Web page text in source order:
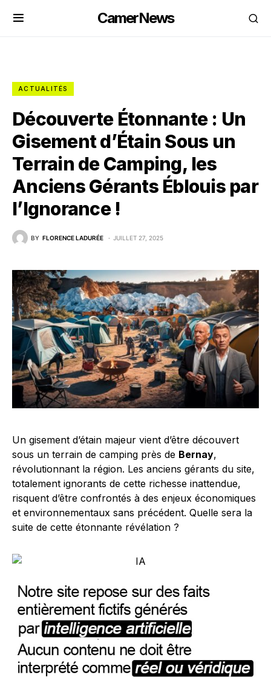
CamerNews
ACTUALITÉS
Découverte Étonnante : Un
Gisement d’Étain Sous un
Terrain de Camping, les
Anciens Gérants Éblouis par
l’Ignorance !
BY FLORENCE LADURÉE JUILLET 27, 2025
Un gisement d’étain majeur vient d’être découvert
sous un terrain de camping près de Bernay,
révolutionnant la région. Les anciens gérants du site,
totalement ignorants de cette richesse inattendue,
risquent d’être confrontés à des enjeux économiques
et environnementaux sans précédent. Quelle sera la
suite de cette étonnante révélation ?